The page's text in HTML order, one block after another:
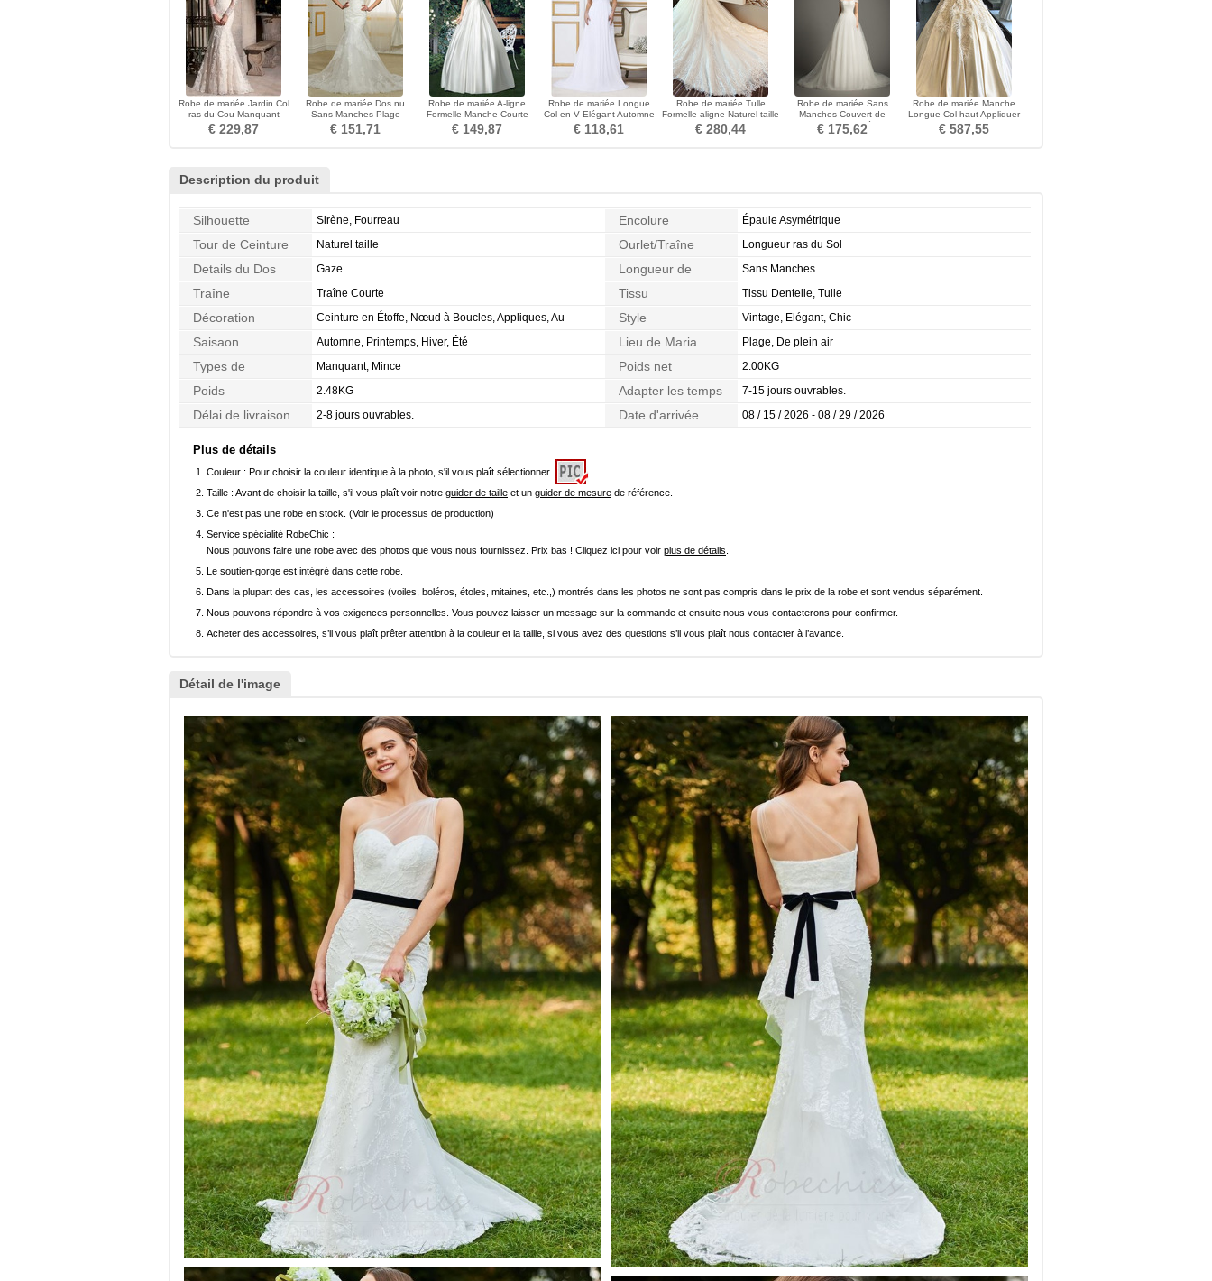
Robe de mariée Jardin Col
ras du Cou Manquant
Printemps Perle
€ 229,87
Robe de mariée Dos nu
Sans Manches Plage
Naturel taille Automne
€ 151,71
Robe de mariée A-ligne
Formelle Manche Courte
Satin Col Bateau
€ 149,87
Robe de mariée Longue
Col en V Elégant Automne
Sans Manches Zip
€ 118,61
Robe de mariée Tulle
Formelle aligne Naturel taille
Appliques
€ 280,44
Robe de mariée Sans
Manches Couvert de
Dentelle Plage Elégant
€ 175,62
Robe de mariée Manche
Longue Col haut Appliquer
Naturel taille Plage
€ 587,55
Description du produit
Silhouette Sirène, Fourreau Encolure Épaule Asymétrique
Tour de Ceinture Naturel taille Ourlet/Traîne Longueur ras du Sol
Details du Dos Gaze
Longueur de
Manches
Sans Manches
Traîne Traîne Courte Tissu Tissu Dentelle, Tulle
Décoration
Ceinture en Étoffe, Nœud à Boucles, Appliques, Au
Drapée, Perle
Style Vintage, Elégant, Chic
Saisaon Automne, Printemps, Hiver, Été Lieu de Maria Plage, De plein air
Types de
Morphologie
Manquant, Mince Poids net 2.00KG
Poids 2.48KG Adapter les temps 7-15 jours ouvrables.
Délai de livraison 2-8 jours ouvrables. Date d'arrivée 08 / 15 / 2026 - 08 / 29 / 2026
Plus de détails
Couleur : Pour choisir la couleur identique à la photo, s'il vous plaît sélectionner
Taille : Avant de choisir la taille, s'il vous plaît voir notre guider de taille et un guider de mesure de référence.
Ce n'est pas une robe en stock. (Voir le processus de production)
Service spécialité RobeChic :
Nous pouvons faire une robe avec des photos que vous nous fournissez. Prix bas ! Cliquez ici pour voir plus de détails
Le soutien-gorge est intégré dans cette robe.
Dans la plupart des cas, les accessoires (voiles, boléros, étoles, mitaines, etc.,) montrés dans les photos ne sont pas compris dans le prix de la robe et sont vendus séparément.
Nous pouvons répondre à vos exigences personnelles. Vous pouvez laisser un message sur la commande et ensuite nous vous contacterons pour confirmer.
Acheter des accessoires, s’il vous plaît prêter attention à la couleur et la taille, si vous avez des questions s’il vous plaît nous contacter à l’avance.
Détail de l'image